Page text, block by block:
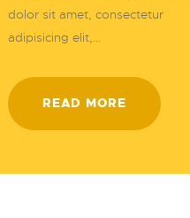
dolor sit amet, consectetur
adipisicing elit,…
READ MORE